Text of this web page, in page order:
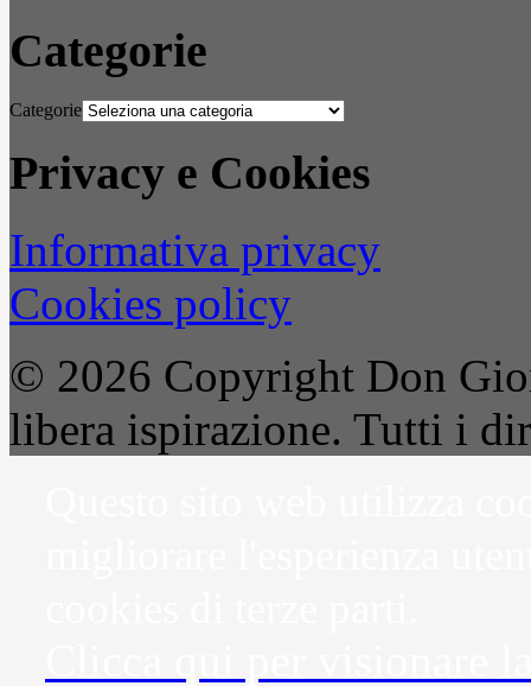
Categorie
Categorie
Privacy e Cookies
Informativa privacy
Cookies policy
© 2026 Copyright Don
libera ispirazione. Tutti i